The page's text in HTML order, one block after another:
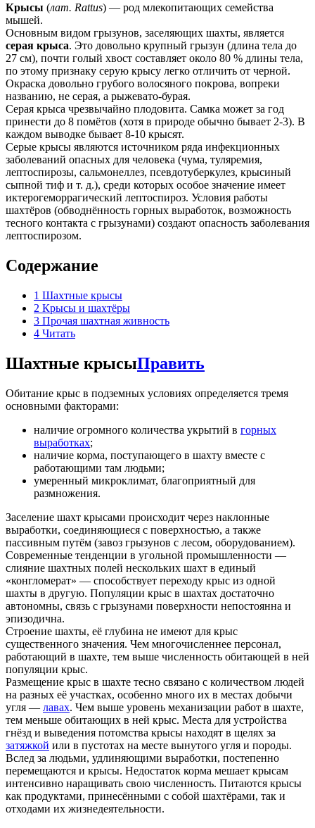
Крысы (лат. Rattus) — род млекопитающих семейства
мышей.
Основным видом грызунов, заселяющих шахты, является
серая крыса. Это довольно крупный грызун (длина тела до
27 см), почти голый хвост составляет около 80 % длины тела,
по этому признаку серую крысу легко отличить от черной.
Окраска довольно грубого волосяного покрова, вопреки
названию, не серая, а рыжевато-бурая.
Серая крыса чрезвычайно плодовита. Самка может за год
принести до 8 помётов (хотя в природе обычно бывает 2-3). В
каждом выводке бывает 8-10 крысят.
Серые крысы являются источником ряда инфекционных
заболеваний опасных для человека (чума, туляремия,
лептоспирозы, сальмонеллез, псевдотуберкулез, крысиный
сыпной тиф и т. д.), среди которых особое значение имеет
иктерогеморрагический лептоспироз. Условия работы
шахтёров (обводнённость горных выработок, возможность
тесного контакта с грызунами) создают опасность заболевания
лептоспирозом.
Содержание
1 Шахтные крысы
2 Крысы и шахтёры
3 Прочая шахтная живность
4 Читать
Шахтные крысыПравить
Обитание крыс в подземных условиях определяется тремя
основными факторами:
наличие огромного количества укрытий в горных
выработках;
наличие корма, поступающего в шахту вместе с
работающими там людьми;
умеренный микроклимат, благоприятный для
размножения.
Заселение шахт крысами происходит через наклонные
выработки, соединяющиеся с поверхностью, а также
пассивным путём (завоз грызунов с лесом, оборудованием).
Современные тенденции в угольной промышленности —
слияние шахтных полей нескольких шахт в единый
«конгломерат» — способствует переходу крыс из одной
шахты в другую. Популяции крыс в шахтах достаточно
автономны, связь с грызунами поверхности непостоянна и
эпизодична.
Строение шахты, её глубина не имеют для крыс
существенного значения. Чем многочисленнее персонал,
работающий в шахте, тем выше численность обитающей в ней
популяции крыс.
Размещение крыс в шахте тесно связано с количеством людей
на разных её участках, особенно много их в местах добычи
угля — лавах. Чем выше уровень механизации работ в шахте,
тем меньше обитающих в ней крыс. Места для устройства
гнёзд и выведения потомства крысы находят в щелях за
затяжкой или в пустотах на месте вынутого угля и породы.
Вслед за людьми, удлиняющими выработки, постепенно
перемещаются и крысы. Недостаток корма мешает крысам
интенсивно наращивать свою численность. Питаются крысы
как продуктами, принесёнными с собой шахтёрами, так и
отходами их жизнедеятельности.